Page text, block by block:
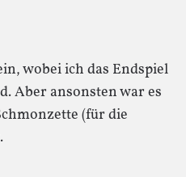
wobei ich das Endspiel
Aber ansonsten war es
(für die